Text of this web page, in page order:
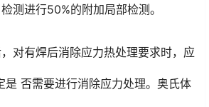
测进行50%的附加局部检测。
对有焊后消除应力热处理要求时，应
是 否需要进行消除应力处理。奥氏体